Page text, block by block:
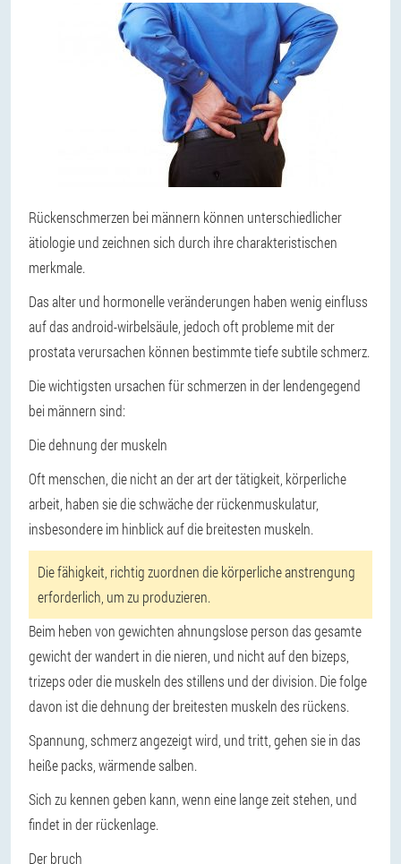
Rückenschmerzen bei männern können unterschiedlicher
ätiologie und zeichnen sich durch ihre charakteristischen
merkmale.
Das alter und hormonelle veränderungen haben wenig einfluss
auf das android-wirbelsäule, jedoch oft probleme mit der
prostata verursachen können bestimmte tiefe subtile schmerz.
Die wichtigsten ursachen für schmerzen in der lendengegend
bei männern sind:
Die dehnung der muskeln
Oft menschen, die nicht an der art der tätigkeit, körperliche
arbeit, haben sie die schwäche der rückenmuskulatur,
insbesondere im hinblick auf die breitesten muskeln.
Die fähigkeit, richtig zuordnen die körperliche anstrengung
erforderlich, um zu produzieren.
Beim heben von gewichten ahnungslose person das gesamte
gewicht der wandert in die nieren, und nicht auf den bizeps,
trizeps oder die muskeln des stillens und der division. Die folge
davon ist die dehnung der breitesten muskeln des rückens.
Spannung, schmerz angezeigt wird, und tritt, gehen sie in das
heiße packs, wärmende salben.
Sich zu kennen geben kann, wenn eine lange zeit stehen, und
findet in der rückenlage.
Der bruch